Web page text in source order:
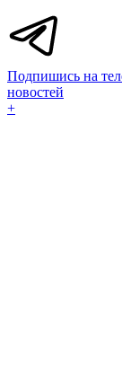
Подпишись на
новостей
+